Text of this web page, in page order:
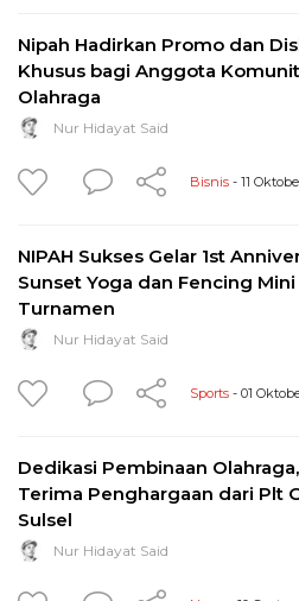
Nipah Hadirkan Promo dan
Khusus bagi Anggota
Olahraga
Nur Hidayat Said
Bisnis - 11
NIPAH Sukses Gelar 1st
Sunset Yoga dan Fencing Mini
Turnamen
Nur Hidayat Said
Sports - 01
Dedikasi Pembinaan Olahraga,
Terima Penghargaan dari Plt
Sulsel
Nur Hidayat Said